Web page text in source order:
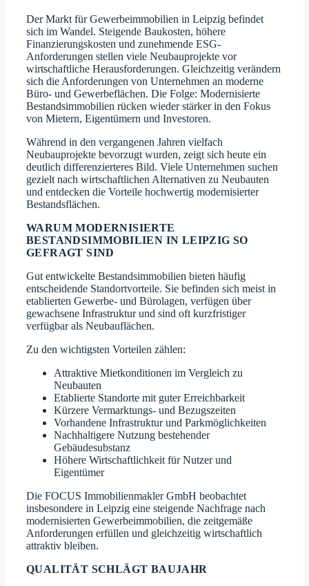
Der Markt für Gewerbeimmobilien in Leipzig befindet
sich im Wandel. Steigende Baukosten, höhere
Finanzierungskosten und zunehmende ESG-
Anforderungen stellen viele Neubauprojekte vor
wirtschaftliche Herausforderungen. Gleichzeitig verändern
sich die Anforderungen von Unternehmen an moderne
Büro- und Gewerbeflächen. Die Folge: Modernisierte
Bestandsimmobilien rücken wieder stärker in den Fokus
von Mietern, Eigentümern und Investoren.
Während in den vergangenen Jahren vielfach
Neubauprojekte bevorzugt wurden, zeigt sich heute ein
deutlich differenzierteres Bild. Viele Unternehmen suchen
gezielt nach wirtschaftlichen Alternativen zu Neubauten
und entdecken die Vorteile hochwertig modernisierter
Bestandsflächen.
WARUM MODERNISIERTE
BESTANDSIMMOBILIEN IN LEIPZIG SO
GEFRAGT SIND
Gut entwickelte Bestandsimmobilien bieten häufig
entscheidende Standortvorteile. Sie befinden sich meist in
etablierten Gewerbe- und Bürolagen, verfügen über
gewachsene Infrastruktur und sind oft kurzfristiger
verfügbar als Neubauflächen.
Zu den wichtigsten Vorteilen zählen:
Attraktive Mietkonditionen im Vergleich zu
Neubauten
Etablierte Standorte mit guter Erreichbarkeit
Kürzere Vermarktungs- und Bezugszeiten
Vorhandene Infrastruktur und Parkmöglichkeiten
Nachhaltigere Nutzung bestehender
Gebäudesubstanz
Höhere Wirtschaftlichkeit für Nutzer und
Eigentümer
Die FOCUS Immobilienmakler GmbH beobachtet
insbesondere in Leipzig eine steigende Nachfrage nach
modernisierten Gewerbeimmobilien, die zeitgemäße
Anforderungen erfüllen und gleichzeitig wirtschaftlich
attraktiv bleiben.
QUALITÄT SCHLÄGT BAUJAHR